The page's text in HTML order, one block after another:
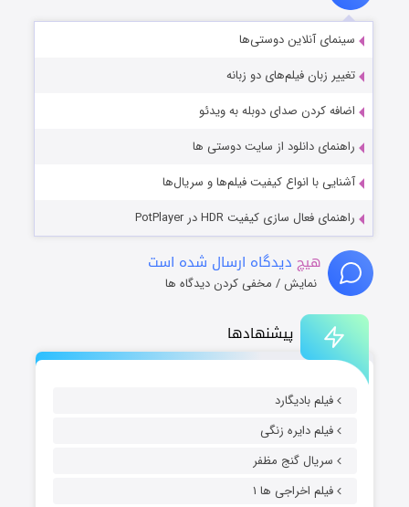
پیشنهادها
فیلم بادیگارد
فیلم دایره زنگی
سریال گنج مظفر
فیلم اخراجی ها ۱
سینمای آنلاین دوستی‌ها
تغییر زبان فیلم‌های دو زبانه
اضافه کردن صدای دوبله به ویدئو
راهنمای دانلود از سایت دوستی ها
آشنایی با انواع کیفیت فیلم‌ها و سریال‌ها
راهنمای فعال سازی کیفیت HDR در PotPlayer
هیچ دیدگاه ارسال شده است
نمایش / مخفی کردن دیدگاه ها